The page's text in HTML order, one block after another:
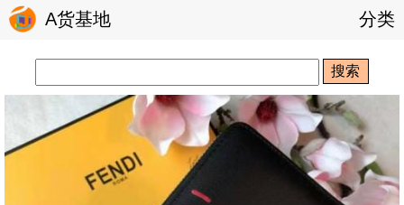
A货基地 分类
搜索